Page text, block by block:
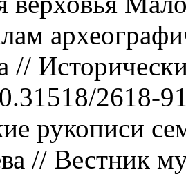
//
2618-
рукописи
// Вестник